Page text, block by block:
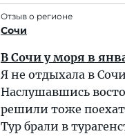
Отзыв о регионе
Сочи
В Сочи у моря в
Я не отдыхала в
Наслушавшись
решили тоже
Тур брали в